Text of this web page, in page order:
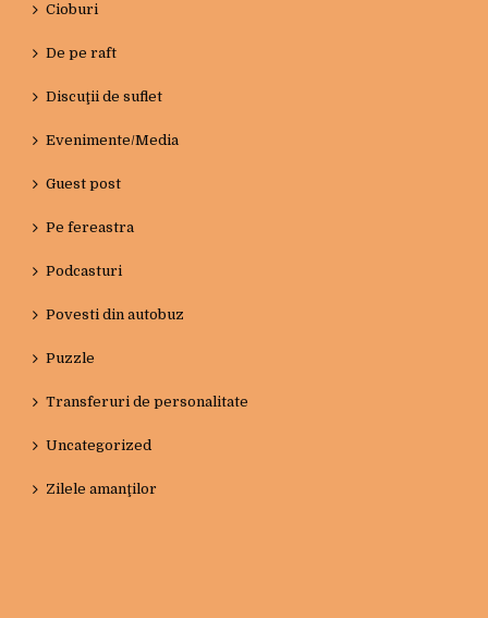
Cioburi
De pe raft
Discuţii de suflet
Evenimente/Media
Guest post
Pe fereastra
Podcasturi
Povesti din autobuz
Puzzle
Transferuri de personalitate
Uncategorized
Zilele amanţilor